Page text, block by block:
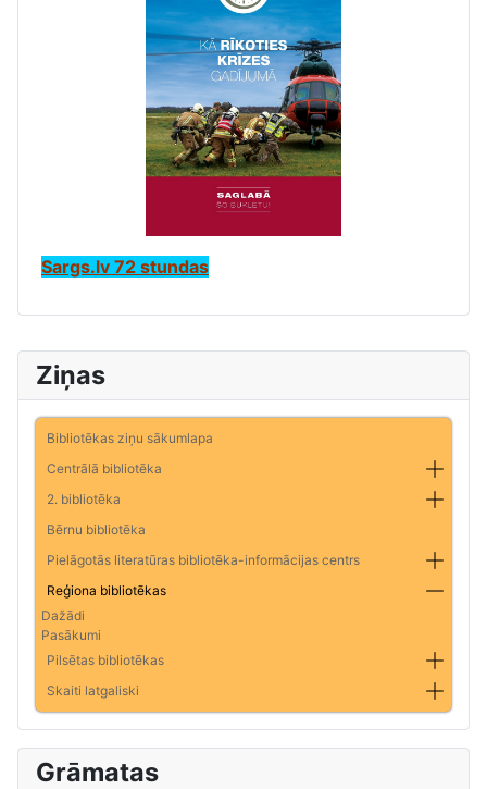
Ziņas
Bibliotēkas ziņu sākumlapa
Centrālā bibliotēka
2. bibliotēka
Bērnu bibliotēka
Pielāgotās literatūras bibliotēka-informācijas centrs
Reģiona bibliotēkas
Dažādi
Pasākumi
Pilsētas bibliotēkas
Skaiti latgaliski
Grāmatas
Sargs.lv 72 stundas